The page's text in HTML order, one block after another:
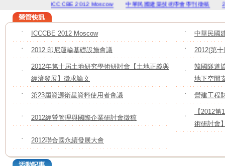
ICCCBE 2012 Moscow 中華民國建築技術學會學刊徵稿 2012
˙ ICCCBE 2012 Moscow ˙ 中華民國
˙ 2012 印尼運輸基礎設施會議 ˙ 2012(第
˙
2012年第十屆土地研究學術研討會【土地正義與
經濟發展】徵求論文
˙
韓國隧道
地下空間
˙ 第23屆資源衛星資料使用者會議 ˙ 營建工程
˙ 2012經營管理與國際企業研討會徵稿 ˙
【2012
術研討會
˙ 2012聯合國永續發展大會